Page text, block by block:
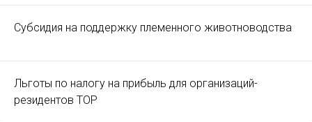
Субсидия на поддержку племенного животноводства
Льготы по налогу на прибыль для организаций-
резидентов ТОР